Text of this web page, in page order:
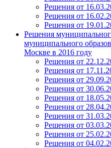
Решения от
Решения от
Решения от
Решения
муниципального
Москве в 2016 году
Решения от
Решения от
Решения от
Решения от
Решения от
Решения от
Решения от
Решения от
Решения от
Решения от